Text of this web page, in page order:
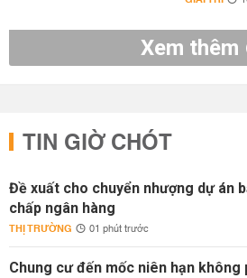
Xem thêm
TIN GIỜ CHÓT
Đề xuất cho chuyển nhượng dự án
chấp ngân hàng
THỊ TRƯỜNG 01 phút trước
Chung cư đến mốc niên hạn